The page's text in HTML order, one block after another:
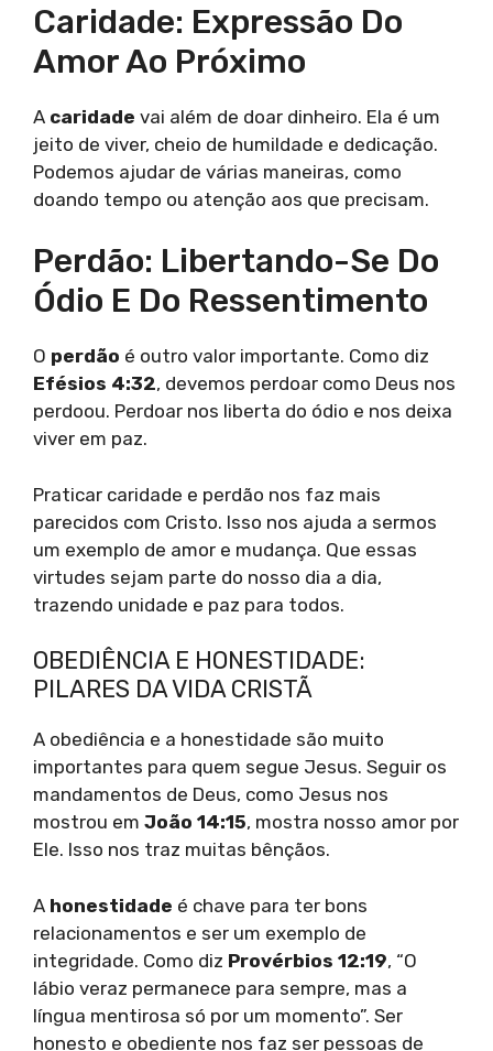
Caridade: Expressão Do
Amor Ao Próximo
A caridade vai além de doar dinheiro. Ela é um
jeito de viver, cheio de humildade e dedicação.
Podemos ajudar de várias maneiras, como
doando tempo ou atenção aos que precisam.
Perdão: Libertando-Se Do
Ódio E Do Ressentimento
O perdão é outro valor importante. Como diz
Efésios 4:32, devemos perdoar como Deus nos
perdoou. Perdoar nos liberta do ódio e nos deixa
viver em paz.
Praticar caridade e perdão nos faz mais
parecidos com Cristo. Isso nos ajuda a sermos
um exemplo de amor e mudança. Que essas
virtudes sejam parte do nosso dia a dia,
trazendo unidade e paz para todos.
OBEDIÊNCIA E HONESTIDADE:
PILARES DA VIDA CRISTÃ
A obediência e a honestidade são muito
importantes para quem segue Jesus. Seguir os
mandamentos de Deus, como Jesus nos
mostrou em João 14:15, mostra nosso amor por
Ele. Isso nos traz muitas bênçãos.
A honestidade é chave para ter bons
relacionamentos e ser um exemplo de
integridade. Como diz Provérbios 12:19, “O
lábio veraz permanece para sempre, mas a
língua mentirosa só por um momento”. Ser
honesto e obediente nos faz ser pessoas de